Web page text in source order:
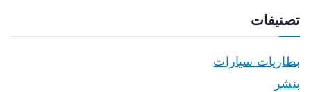
تصنيفات
بطاريات سيارات
بنشر